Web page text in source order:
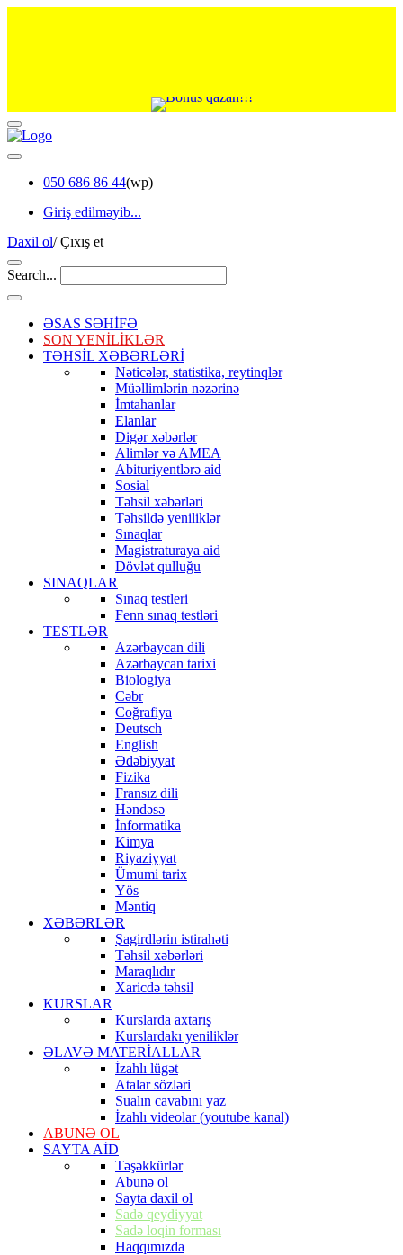
050 686 86 44(wp)
Giriş edilməyib...
Daxil ol/Çıxış et
Search...
ƏSAS SƏHİFƏ
SON YENİLİKLƏR
TƏHSİL XƏBƏRLƏRİ
Nəticələr, statistika, reytinqlər
Müəllimlərin nəzərinə
İmtahanlar
Elanlar
Digər xəbərlər
Alimlər və AMEA
Abituriyentlərə aid
Sosial
Təhsil xəbərləri
Təhsildə yeniliklər
Sınaqlar
Magistraturaya aid
Dövlət qulluğu
SINAQLAR
Sınaq testleri
Fenn sınaq testləri
TESTLƏR
Azərbaycan dili
Azərbaycan tarixi
Biologiya
Cəbr
Coğrafiya
Deutsch
English
Ədəbiyyat
Fizika
Fransız dili
Həndəsə
İnformatika
Kimya
Riyaziyyat
Ümumi tarix
Yös
Məntiq
XƏBƏRLƏR
Şagirdlərin istirahəti
Təhsil xəbərləri
Maraqlıdır
Xaricdə təhsil
KURSLAR
Kurslarda axtarış
Kurslardakı yeniliklər
ƏLAVƏ MATERİALLAR
İzahlı lügət
Atalar sözləri
Sualın cavabını yaz
İzahlı videolar (youtube kanal)
ABUNƏ OL
SAYTA AİD
Təşəkkürlər
Abunə ol
Sayta daxil ol
Sadə qeydiyyat
Sadə loqin forması
Haqqımızda